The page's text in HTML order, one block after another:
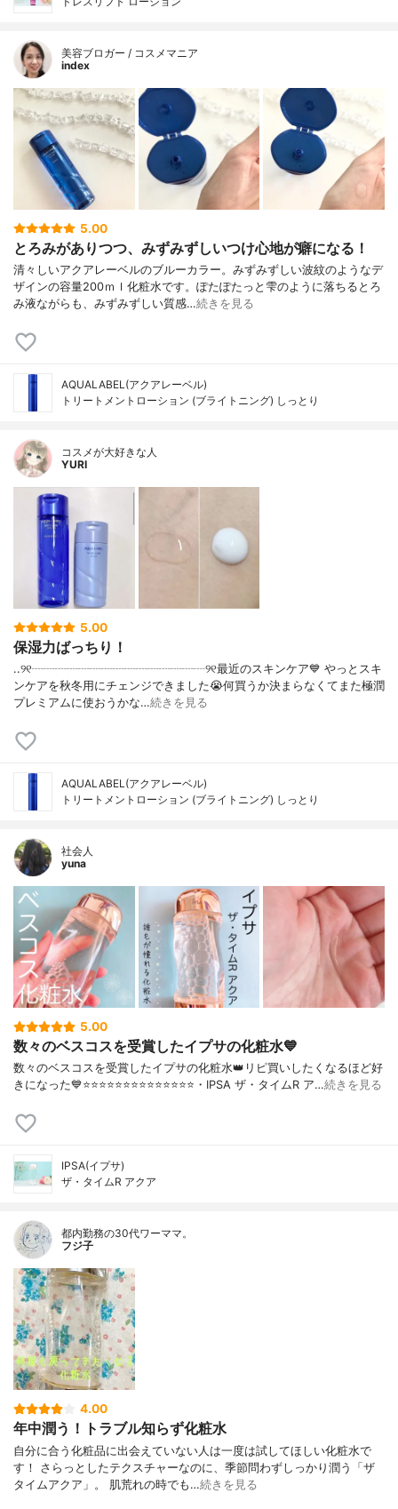
美容ブロガー / コスメマニア
index
5.00
とろみがありつつ、みずみずしいつけ心地が癖になる！
清々しいアクアレーベルのブルーカラー。みずみずしい波紋のようなデ
ザインの容量200ｍｌ化粧水です。ぽたぽたっと雫のように落ちるとろ
み液ながらも、みずみずしい質感…続きを見る
AQUALABEL(アクアレーベル)
トリートメントローション (ブライトニング) しっとり
コスメが大好きな人
YURI
5.00
保湿力ばっちり！
..୨୧┈┈┈┈┈┈┈┈┈┈┈┈┈┈┈୨୧最近のスキンケア💙 やっとスキ
ンケアを秋冬用にチェンジできました😭何買うか決まらなくてまた極潤
プレミアムに使おうかな…続きを見る
AQUALABEL(アクアレーベル)
トリートメントローション (ブライトニング) しっとり
社会人
yuna
5.00
数々のベスコスを受賞したイプサの化粧水💙
数々のベスコスを受賞したイプサの化粧水👑リピ買いしたくなるほど好
きになった💙⭐️⭐️⭐️⭐️⭐️⭐️⭐️⭐️⭐️⭐️⭐️⭐️⭐️⭐️・IPSA ザ・タイムR ア…続きを見る
IPSA(イプサ)
ザ・タイムR アクア
都内勤務の30代ワーママ。
フジ子
4.00
年中潤う！トラブル知らず化粧水
自分に合う化粧品に出会えていない人は一度は試してほしい化粧水で
す！ さらっとしたテクスチャーなのに、季節問わずしっかり潤う「ザ
タイムアクア」。 肌荒れの時でも…続きを見る